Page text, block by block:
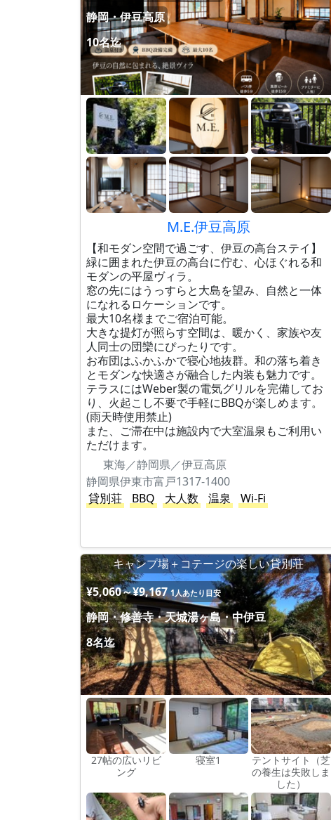
静岡・伊豆高原
10名迄
M.E.伊豆高原
【和モダン空間で過ごす、伊豆の高台ステイ】
緑に囲まれた伊豆の高台に佇む、心ほぐれる和
モダンの平屋ヴィラ。
窓の先にはうっすらと大島を望み、自然と一体
になれるロケーションです。
最大10名様までご宿泊可能。
大きな提灯が照らす空間は、暖かく、家族や友
人同士の団欒にぴったりです。
お布団はふかふかで寝心地抜群。和の落ち着き
とモダンな快適さが融合した内装も魅力です。
テラスにはWeber製の電気グリルを完備してお
り、火起こし不要で手軽にBBQが楽しめます。
(雨天時使用禁止)
また、ご滞在中は施設内で大室温泉もご利用い
ただけます。
東海／静岡県／伊豆高原
静岡県伊東市富戸1317-1400
貸別荘
BBQ 大人数 温泉 Wi-Fi
キャンプ場＋コテージの楽しい貸別荘
¥5,060～¥9,167 1人あたり目安
静岡・修善寺・天城湯ヶ島・中伊豆
8名迄
27帖の広いリビ
ング
寝室1
テントサイト（芝
の養生は失敗しま
した）